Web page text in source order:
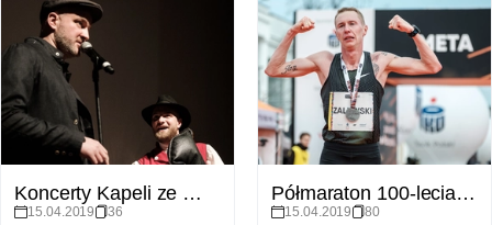
Koncerty Kapeli ze Wsi Warszawa - obchody 100-lecia poznańskiej etnologii
15.04.2019 36
Półmaraton 100-lecia UP
15.04.2019 80